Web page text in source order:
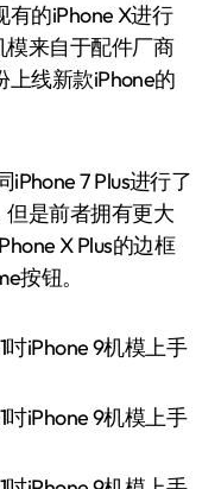
有的iPhone X进行
来自于配件厂商
上线新款iPhone的
iPhone 7 Plus进行了
是前者拥有更大
X Plus的边框
按钮。